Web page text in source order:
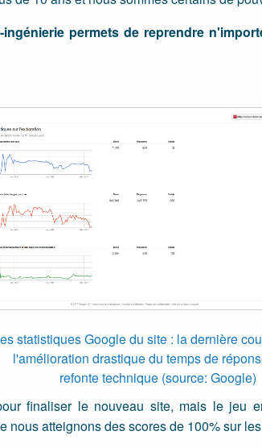
permets de reprendre
statistiques Google du site : la dernière
l'amélioration drastique du temps de
refonte technique (source:Google)
finaliser le nouveau site, mais le jeu
nous atteignons des scores de 100% sur